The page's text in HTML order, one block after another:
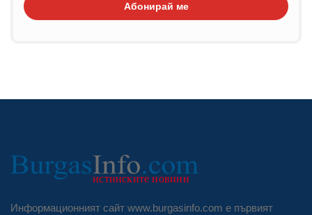
Абонирай ме
Информационният сайт www.burgasinfo.com е първият